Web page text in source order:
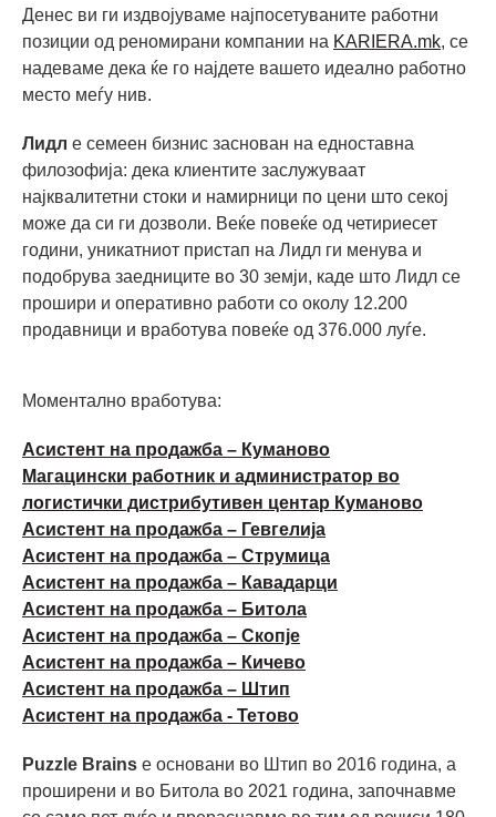
Денес ви ги издвојуваме најпосетуваните работни
позиции од реномирани компании на KARIERA.mk, се
надеваме дека ќе го најдете вашето идеално работно
место меѓу нив.
Лидл е семеен бизнис заснован на едноставна
филозофија: дека клиентите заслужуваат
најквалитетни стоки и намирници по цени што секој
може да си ги дозволи. Веќе повеќе од четириесет
години, уникатниот пристап на Лидл ги менувa и
подобрувa заедниците во 30 земји, каде што Лидл се
прошири и оперативно работи со околу 12.200
продавници и вработува повеќе од 376.000 луѓе.
Моментално вработува:
Асистент на продажба – Куманово
Магацински работник и администратор во
логистички дистрибутивен центар Куманово
Асистент на продажба – Гевгелија
Асистент на продажба – Струмица
Асистент на продажба – Кавадарци
Асистент на продажба – Битола
Асистент на продажба – Скопје
Асистент на продажба – Кичево
Асистент на продажба – Штип
Асистент на продажба - Тетово
Puzzle Brains е основани во Штип во 2016 година, а
проширени и во Битола во 2021 година, започнавме